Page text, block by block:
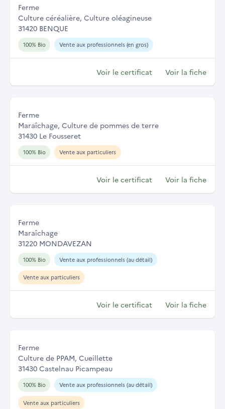
Ferme
Culture céréalière, Culture oléagineuse
31420 BENQUE
100% Bio Vente aux professionnels (en gros)
Voir le certificat Voir la fiche
Ferme
Maraîchage, Culture de pommes de terre
31430 Le Fousseret
100% Bio Vente aux particuliers
Voir le certificat Voir la fiche
Ferme
Maraîchage
31220 MONDAVEZAN
100% Bio Vente aux professionnels (au détail)
Vente aux particuliers
Voir le certificat Voir la fiche
Ferme
Culture de PPAM, Cueillette
31430 Castelnau Picampeau
100% Bio Vente aux professionnels (au détail)
Vente aux particuliers